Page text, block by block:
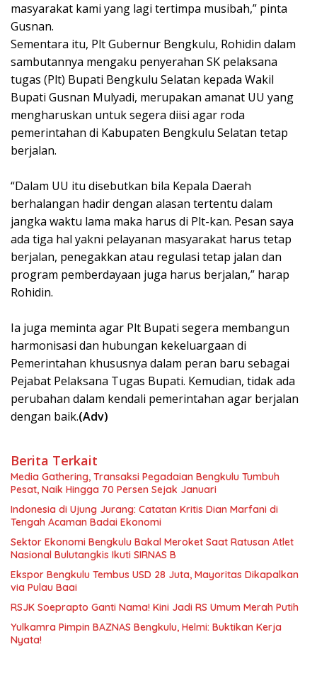
masyarakat kami yang lagi tertimpa musibah,” pinta
Gusnan.
Sementara itu, Plt Gubernur Bengkulu, Rohidin dalam
sambutannya mengaku penyerahan SK pelaksana
tugas (Plt) Bupati Bengkulu Selatan kepada Wakil
Bupati Gusnan Mulyadi, merupakan amanat UU yang
mengharuskan untuk segera diisi agar roda
pemerintahan di Kabupaten Bengkulu Selatan tetap
berjalan.
“Dalam UU itu disebutkan bila Kepala Daerah
berhalangan hadir dengan alasan tertentu dalam
jangka waktu lama maka harus di Plt-kan. Pesan saya
ada tiga hal yakni pelayanan masyarakat harus tetap
berjalan, penegakkan atau regulasi tetap jalan dan
program pemberdayaan juga harus berjalan,” harap
Rohidin.
Ia juga meminta agar Plt Bupati segera membangun
harmonisasi dan hubungan kekeluargaan di
Pemerintahan khususnya dalam peran baru sebagai
Pejabat Pelaksana Tugas Bupati. Kemudian, tidak ada
perubahan dalam kendali pemerintahan agar berjalan
dengan baik.(Adv)
Berita Terkait
Media Gathering, Transaksi Pegadaian Bengkulu Tumbuh
Pesat, Naik Hingga 70 Persen Sejak Januari
Indonesia di Ujung Jurang: Catatan Kritis Dian Marfani di
Tengah Acaman Badai Ekonomi
Sektor Ekonomi Bengkulu Bakal Meroket Saat Ratusan Atlet
Nasional Bulutangkis Ikuti SIRNAS B
Ekspor Bengkulu Tembus USD 28 Juta, Mayoritas Dikapalkan
via Pulau Baai
RSJK Soeprapto Ganti Nama! Kini Jadi RS Umum Merah Putih
Yulkamra Pimpin BAZNAS Bengkulu, Helmi: Buktikan Kerja
Nyata!